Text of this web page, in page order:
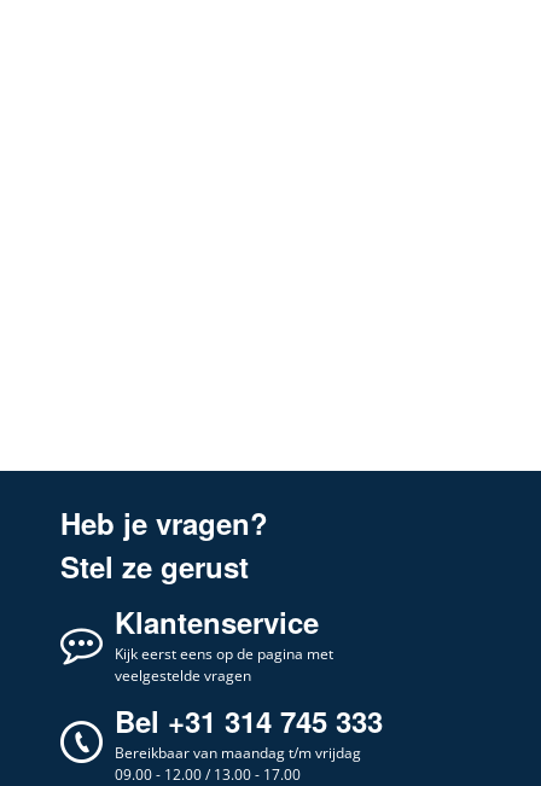
Heb je vragen?
Stel ze gerust
Klantenservice
Kijk eerst eens op de pagina met
veelgestelde vragen
Bel +31 314 745 333
Bereikbaar van maandag t/m vrijdag
09.00 - 12.00 / 13.00 - 17.00